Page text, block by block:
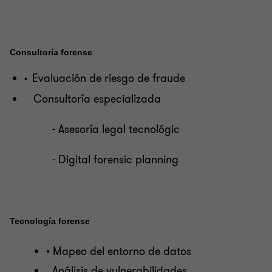
Investigaciones Forenses y Disputas
Consultoría forense
• Evaluación de riesgo de fraude
Consultoría especializada
- Asesoría legal tecnológic
- Digital forensic planning
Tecnología forense
• Mapeo del entorno de datos